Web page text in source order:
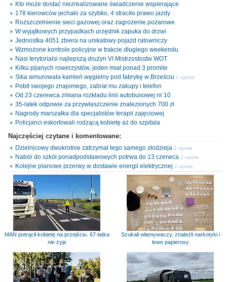
Kto może dostać niezrealizowane świadczenie wspierające
178 kierowców jechało za szybko, 4 straciło prawo jazdy
Rozszczelnienie sieci gazowej oraz zagrożenie pożarowe
W wyjątkowych przypadkach urzędnik zapuka do drzwi
Jednostka 4051 zbiera na unikatowy pojazd ratowniczy
Wzmożone kontrole policyjne w trakcie długiego weekendu
Nasi terytorialsi najlepszą drużyn VI Mistrzostostw WOT
Kilku pijanych rowerzystów, jeden miał ponad 3 promile
Sika wmurowała kamień węgielny pod fabrykę w Brześciu 1 opinia
Pobił swojego znajomego, zabrał mu zakupy i telefon
Od 23 czerewca zmiana rozkładu linii autobusowej nr 10
35-latek odpowie za przywłaszczenie znalezionych 700 zł
Nagrody marszałka dla specjalistów terapii zajęciowej
Policjanci eskortowali rodzącą kobietę aż do szpitala
Najczęściej czytane i komentowane:
Dzielnicowy dwukrotnie zatrzymał tego samego złodzieja 2 opinie
Nabór do szkół ponadpodstawowych potrwa do 13 czerwca 2 opinie
Kolejne planowe przerwy w dostawie energii elektrycznej 2 opinie
MAN potrącił kobietę na przejściu. 67-latka
nie żyje
Szukali włamywaczy, znaleźli narkotyki i
lewe papierosy